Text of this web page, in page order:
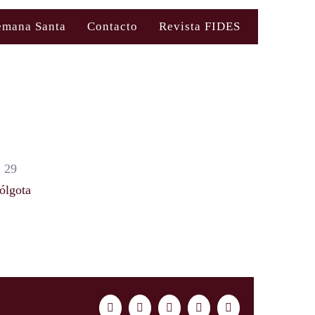
Santa Contacto Revista FIDES
29
FacebookTwitter LinkedInWhatsAppCorreo